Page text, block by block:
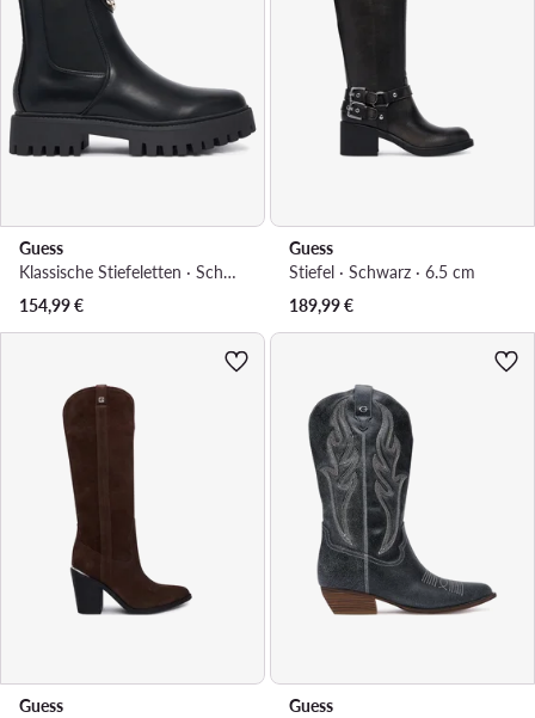
Guess
Klassische Stiefeletten · Schwarz
154,99€
Guess
Stiefel · Schwarz · 6.5 cm
189,99€
Guess
Guess